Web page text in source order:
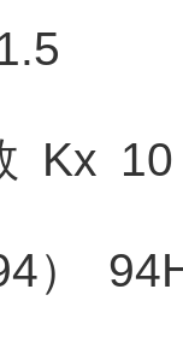
Kx 10
）